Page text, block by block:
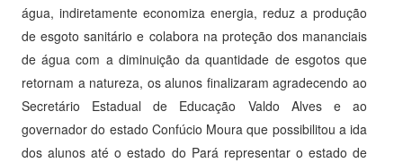
água, indiretamente economiza energia, reduz a produção
de esgoto sanitário e colabora na proteção dos mananciais
de água com a diminuição da quantidade de esgotos que
retornam a natureza, os alunos finalizaram agradecendo ao
Secretário Estadual de Educação Valdo Alves e ao
governador do estado Confúcio Moura que possibilitou a ida
dos alunos até o estado do Pará representar o estado de